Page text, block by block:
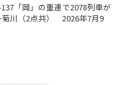
「岡」の重連で2078列車が
川（2点共） 2026年7月9